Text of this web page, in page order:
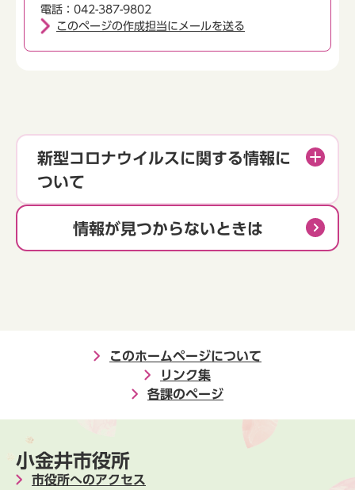
電話：042-387-9802
このページの作成担当にメールを送る
新型コロナウイルスに関する情報に
ついて
情報が見つからないときは
このホームページについて
リンク集
各課のページ
小金井市役所
市役所へのアクセス